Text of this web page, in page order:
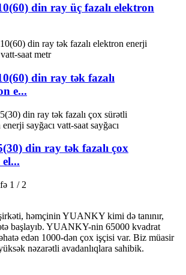
din ray üç fazalı elektron
din ray tək fazalı
e...
din ray tək fazalı çox
1 / 2
həmçinin YUANKY kimi də tanınır,
başlayıb. YUANKY-nin 65000 kvadrat
edən 1000-dən çox işçisi var. Biz müasir
nəzarətli avadanlıqlara sahibik.